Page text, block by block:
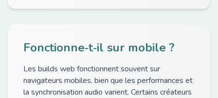
Fonctionne‑t‑il sur mobile ?
Les builds web fonctionnent souvent sur
navigateurs mobiles, bien que les performances et
la synchronisation audio varient. Certains créateurs